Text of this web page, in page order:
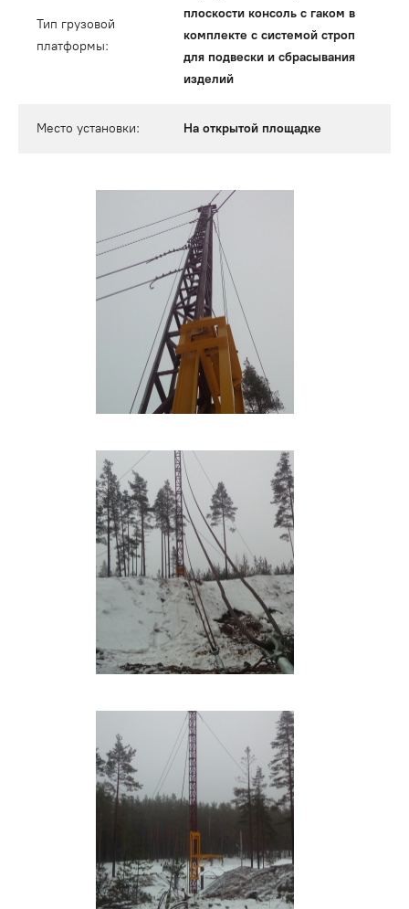
Тип грузовой
платформы:
плоскости консоль с гаком в
комплекте с системой строп
для подвески и сбрасывания
изделий
Место установки: На открытой площадке